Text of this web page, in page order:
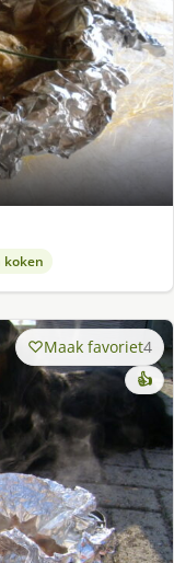
koken
Maak favoriet4
👍